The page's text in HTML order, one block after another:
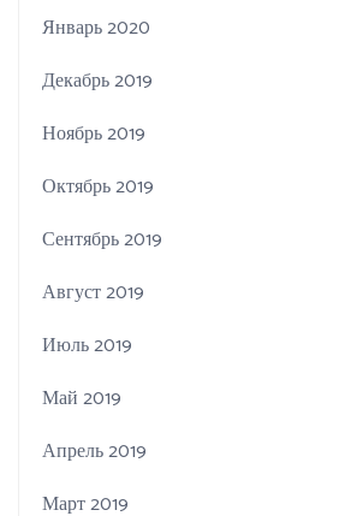
Январь 2020
Декабрь 2019
Ноябрь 2019
Октябрь 2019
Сентябрь 2019
Август 2019
Июль 2019
Май 2019
Апрель 2019
Март 2019